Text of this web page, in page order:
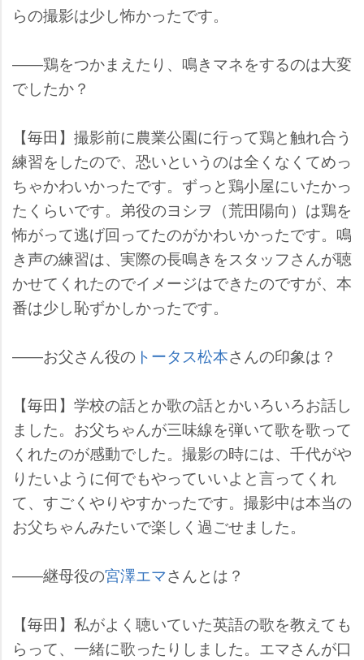
らの撮影は少し怖かったです。
――鶏をつかまえたり、鳴きマネをするのは大変
でしたか？
【毎田】撮影前に農業公園に行って鶏と触れ合う
練習をしたので、恐いというのは全くなくてめっ
ちゃかわいかったです。ずっと鶏小屋にいたかっ
たくらいです。弟役のヨシヲ（荒田陽向）は鶏を
怖がって逃げ回ってたのがかわいかったです。鳴
き声の練習は、実際の長鳴きをスタッフさんが聴
かせてくれたのでイメージはできたのですが、本
番は少し恥ずかしかったです。
――お父さん役の トータス松本さんの印象は？
【毎田】学校の話とか歌の話とかいろいろお話し
ました。お父ちゃんが三味線を弾いて歌を歌って
くれたのが感動でした。撮影の時には、千代が
りたいように何でもやっていいよと言ってくれ
て、すごくやりやすかったです。撮影中は本当の
お父ちゃんみたいで楽しく過ごせました。
――継母役の宮澤エマさんとは？
【毎田】私がよく聴いていた英語の歌を教えても
らって、一緒に歌ったりしました。エマさんが口